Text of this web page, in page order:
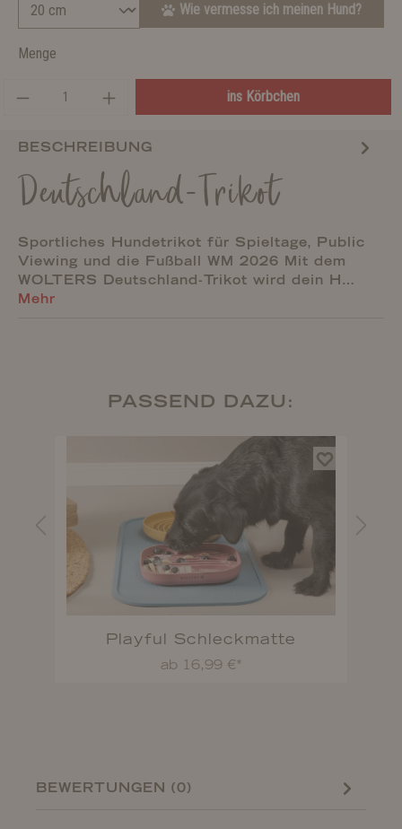
Wie vermesse ich meinen Hund?
Menge
ins Körbchen
BESCHREIBUNG
Deutschland-Trikot
Sportliches Hundetrikot für Spieltage, Public
Viewing und die Fußball WM 2026 Mit dem
WOLTERS Deutschland-Trikot wird dein H…
Mehr
PASSEND DAZU:
Playful Schleckmatte
ab 16,99 €*
BEWERTUNGEN (0)